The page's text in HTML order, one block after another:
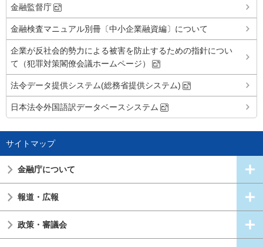
金融監督庁
金融検査マニュアル別冊〔中小企業融資編〕について
企業が反社会的勢力による被害を防止するための指針につい
て（犯罪対策閣僚会議ホームページ）
法令データ提供システム(総務省提供システム)
日本法令外国語訳データベースシステム
サイトマップ
金融庁について
報道・広報
政策・審議会